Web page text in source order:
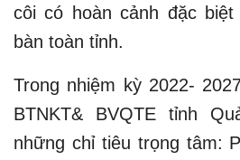
côi có hoàn cảnh đặc
bàn toàn tỉnh.
Trong nhiệm kỳ 2022-
BTNKT& BVQTE tỉnh
những chỉ tiêu trọng tâm: